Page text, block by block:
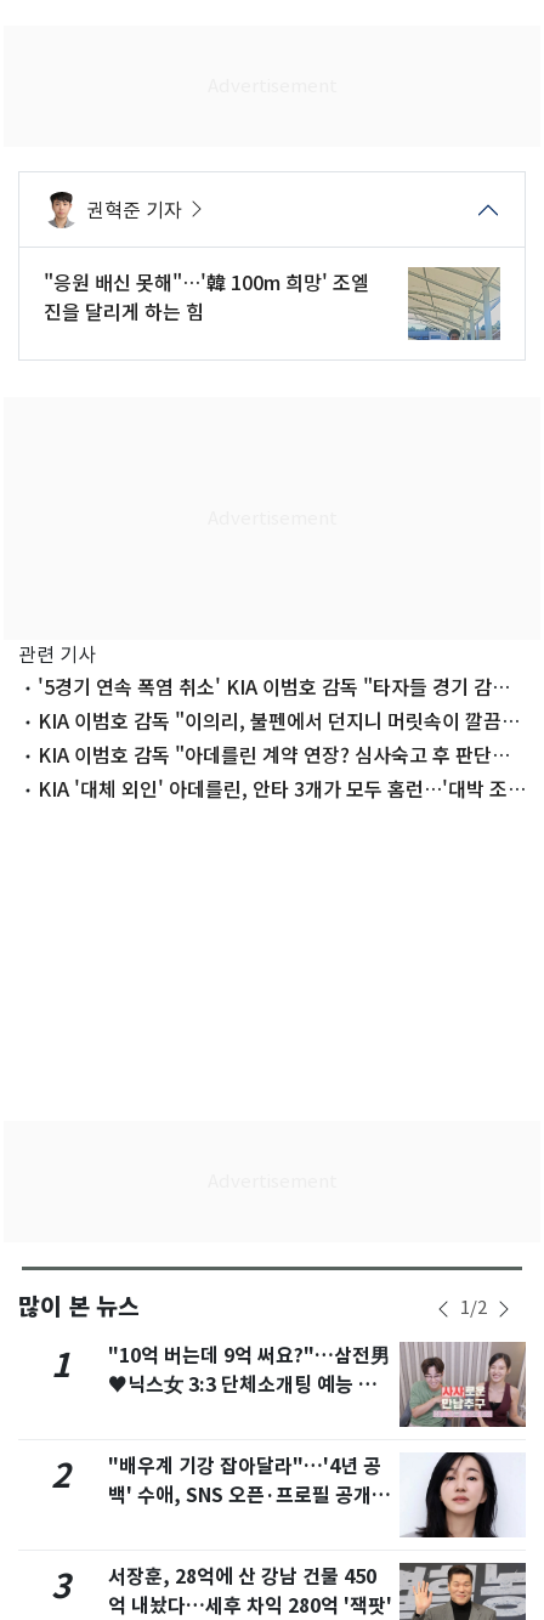
권혁준 기자
"응원 배신 못해"…'韓 100m 희망' 조엘
진을 달리게 하는 힘
관련 기사
'5경기 연속 폭염 취소' KIA 이범호 감독 "타자들 경기 감각
걱정"
KIA 이범호 감독 "이의리, 불펜에서 던지니 머릿속이 깔끔하
다고"
KIA 이범호 감독 "아데를린 계약 연장? 심사숙고 후 판단해
야"KIA '대체 외인' 아데를린, 안타 3개가 모두 홈런…'대박 조
많이 본 뉴스 1/2
1
"10억 버는데 9억 써요?"…삼전男
♥닉스女 3:3 단체소개팅 예능 화
2
"배우계 기강 잡아달라"…'4년 공
백' 수애, SNS 오픈·프로필 공개
3
서장훈, 28억에 산 강남 건물 450
억 내놨다…세후 차익 280억 '잭팟'